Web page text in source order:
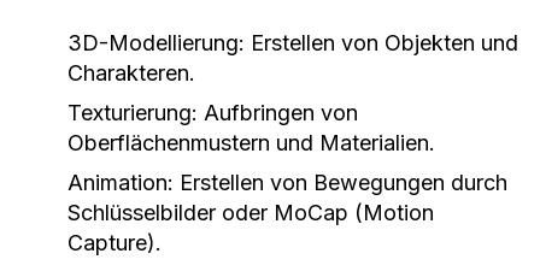
3D-Modellierung: Erstellen von Objekten und
Charakteren.
Texturierung: Aufbringen von
Oberflächenmustern und Materialien.
Animation: Erstellen von Bewegungen durch
Schlüsselbilder oder MoCap (Motion
Capture).